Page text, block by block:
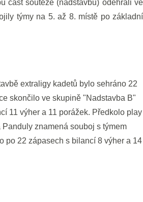
část soutěže (nadstavbu) odehráli ve
týmy na 5. až 8. místě po základní
extraligy kadetů bylo sehráno 22
skončilo ve skupině "Nadstavba B"
11 výher a 11 porážek. Předkolo play
znamená souboj s týmem
po 22 zápasech s bilancí 8 výher a 14